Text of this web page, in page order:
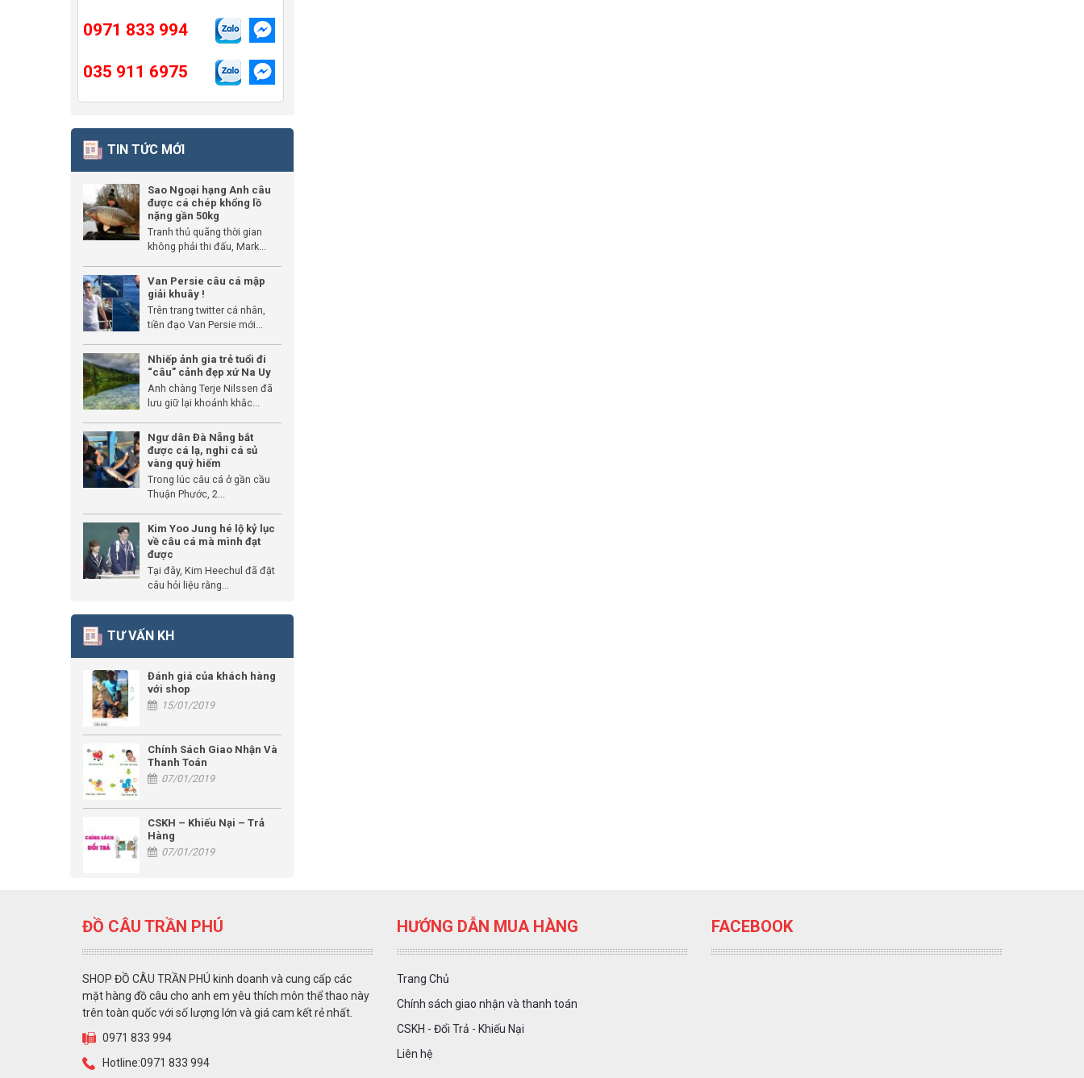
0971 833 994
035 911 6975
TIN TỨC MỚI
Sao Ngoại hạng Anh câu
được cá chép khổng lồ
nặng gần 50kg
Tranh thủ quãng thời gian
không phải thi đấu, Mark...
Van Persie câu cá mập
giải khuây !
Trên trang twitter cá nhân,
tiền đạo Van Persie mới...
Nhiếp ảnh gia trẻ tuổi đi
“câu” cảnh đẹp xứ Na Uy
Anh chàng Terje Nilssen đã
lưu giữ lại khoảnh khắc...
Ngư dân Đà Nẵng bắt
được cá lạ, nghi cá sủ
vàng quý hiếm
Trong lúc câu cá ở gần cầu
Thuận Phước, 2...
Kim Yoo Jung hé lộ kỷ lục
về câu cá mà mình đạt
được
Tại đây, Kim Heechul đã đặt
câu hỏi liệu rằng...
TƯ VẤN KH
Đánh giá của khách hàng
với shop
15/01/2019
Chính Sách Giao Nhận Và
Thanh Toán
07/01/2019
CSKH – Khiếu Nại – Trả
Hàng
07/01/2019
ĐỒ CÂU TRẦN PHÚ
SHOP ĐỒ CÂU TRẦN PHÚ kinh doanh và cung cấp các
mặt hàng đồ câu cho anh em yêu thích môn thể thao này
trên toàn quốc với số lượng lớn và giá cam kết rẻ nhất.
0971 833 994
Hotline:0971 833 994
HƯỚNG DẪN MUA HÀNG
Trang Chủ
Chính sách giao nhận và thanh toán
CSKH - Đổi Trả - Khiếu Nại
Liên hệ
FACEBOOK